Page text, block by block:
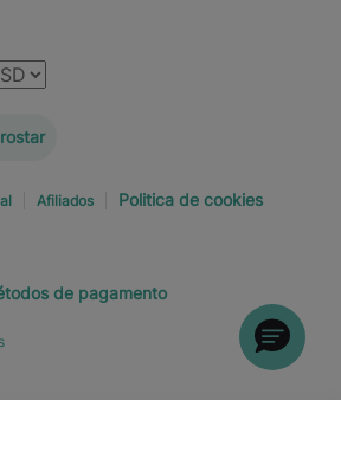
Afiliados Politica de cookies
de pagamento